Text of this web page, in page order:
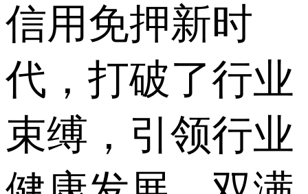
信用免押新时
代，打破了行业
束缚，引领行业